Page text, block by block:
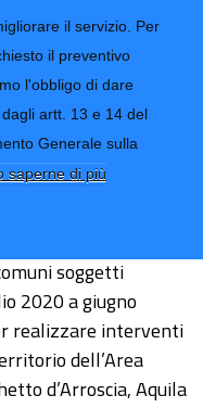
il servizio. Per
il preventivo
l'obbligo di dare
artt. 13 e 14 del
Generale sulla
saperne di più
CONTATTI-URP
TRASPARENZA
soggetti
2020 a giugno
realizzare interventi
dell’Area
d’Arroscia, Aquila